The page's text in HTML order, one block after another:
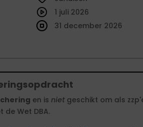
1 juli 2026
31 december 2026
en is niet geschikt om als
Wet DBA.